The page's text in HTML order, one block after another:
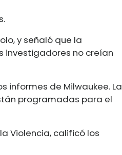
y señaló que la
investigadores no creían
informes de Milwaukee. La
programadas para el
Violencia, calificó los